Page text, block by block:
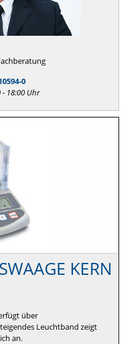
0
- 18:00 Uhr
KERN
über
Leuchtband zeigt
an.